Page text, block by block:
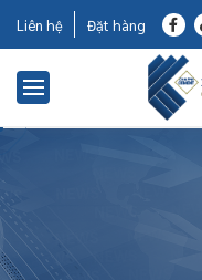
Liên hệ Đặt hàng